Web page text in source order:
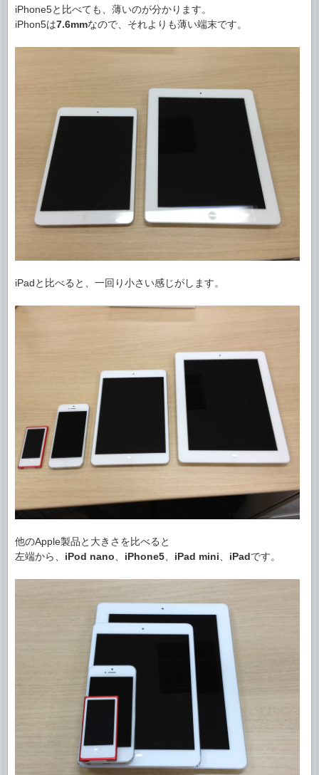
iPhone5と比べても、薄いのが分かります。
iPhon5は7.6mmなので、それよりも薄い端末です。
iPadと比べると、一回り小さい感じがします。
他のApple製品と大きさを比べると
左端から、 iPod nano、 iPhone5、 iPad mini、 iPadです。